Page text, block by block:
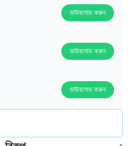
ডাউনলোড করুন
ডাউনলোড করুন
ডাউনলোড করুন